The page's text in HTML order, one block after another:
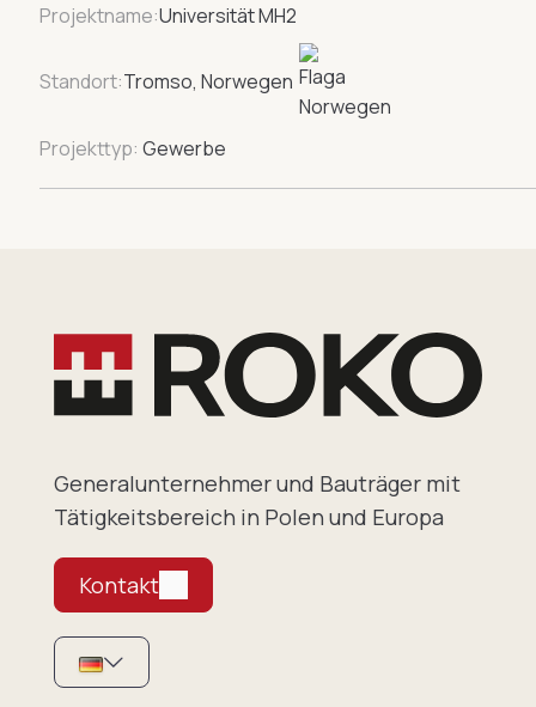
Projektname:Universität MH2
Standort:Tromso, Norwegen
Projekttyp: Gewerbe
Generalunternehmer und Bauträger mit
Tätigkeitsbereich in Polen und Europa
Kontakt